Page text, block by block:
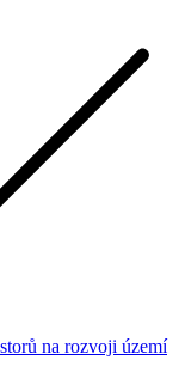
na rozvoji území